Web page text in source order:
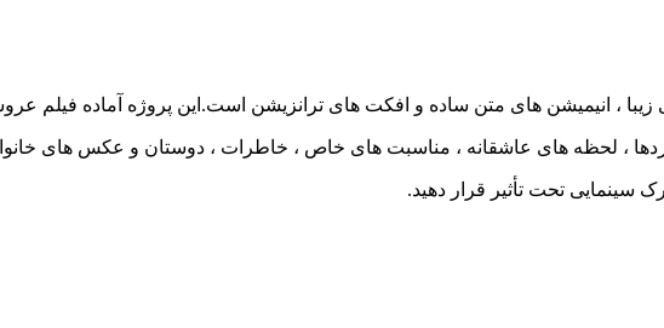
، لحظه های عاشقانه ، مناسبت های خاص ، خاطرات ، دوستان و عکس های
سینمایی تحت تأثیر قرار دهید.